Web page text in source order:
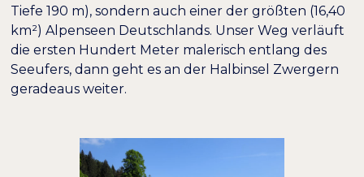
Tiefe 190 m), sondern auch einer der größten (16,40
km²) Alpenseen Deutschlands. Unser Weg verläuft
die ersten Hundert Meter malerisch entlang des
Seeufers, dann geht es an der Halbinsel Zwergern
geradeaus weiter.